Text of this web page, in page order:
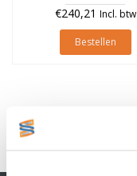
€240,21 Incl. btw
Bestellen